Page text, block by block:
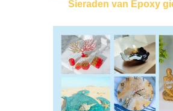
Sieraden van Epoxy